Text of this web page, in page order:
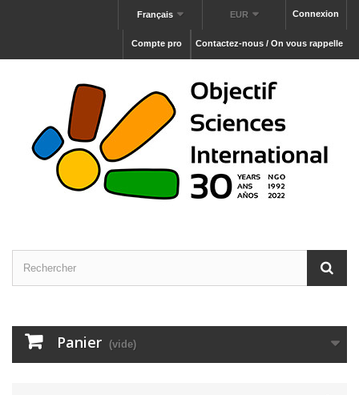
Connexion
EUR
Français
Contactez-nous / On vous rappelle
Compte pro
Panier (vide)